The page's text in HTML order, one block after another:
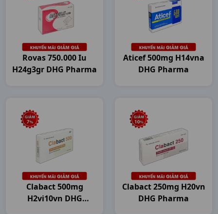
Rovas 750.000 Iu
H24g3gr DHG Pharma
Aticef 500mg H14vna
DHG Pharma
Clabact 500mg
H2vi10vn DHG
Clabact 250mg H20vn
DHG Pharma